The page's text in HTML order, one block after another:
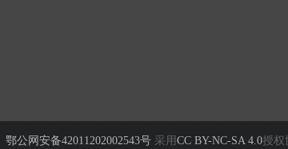
鄂公网安备42011202002543号 采用 CC BY-NC-SA 4.0授权